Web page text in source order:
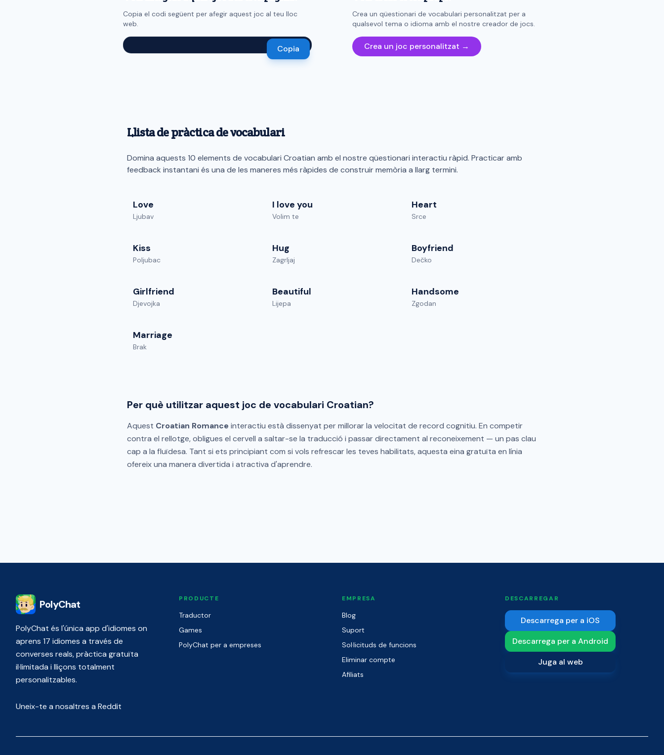
Copia el codi següent per afegir aquest joc al teu lloc
web.
Copia
Crea un qüestionari de vocabulari personalitzat per a
qualsevol tema o idioma amb el nostre creador de jocs.
Crea un joc personalitzat →
Llista de pràctica de vocabulari
Domina aquests 10 elements de vocabulari Croatian amb el nostre qüestionari interactiu ràpid. Practicar amb
feedback instantani és una de les maneres més ràpides de construir memòria a llarg termini.
Love
Ljubav
I love you
Volim te
Heart
Srce
Kiss
Poljubac
Hug
Zagrljaj
Boyfriend
Dečko
Girlfriend
Djevojka
Beautiful
Lijepa
Handsome
Zgodan
Marriage
Brak
Per què utilitzar aquest joc de vocabulari Croatian?
Aquest Croatian Romance interactiu està dissenyat per millorar la velocitat de record cognitiu. En competir
contra el rellotge, obligues el cervell a saltar-se la traducció i passar directament al reconeixement — un pas clau
cap a la fluïdesa. Tant si ets principiant com si vols refrescar les teves habilitats, aquesta eina gratuïta en línia
ofereix una manera divertida i atractiva d'aprendre.
PolyChat
PolyChat és l'única app d'idiomes on
aprens 17 idiomes a través de
converses reals, pràctica gratuïta
il·limitada i lliçons totalment
personalitzables.
Uneix-te a nosaltres a Reddit
PRODUCTE
Traductor
Games
PolyChat per a empreses
EMPRESA
Blog
Suport
Sol·licituds de funcions
Eliminar compte
Afiliats
DESCARREGAR
Descarrega per a iOS
Descarrega per a Android
Juga al web